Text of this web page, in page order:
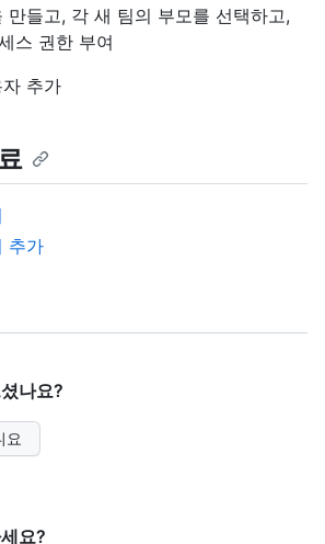
만들고, 각 새 팀의 부모를 선택하고,
스 권한 부여
추가
추가
나요?
요
요?